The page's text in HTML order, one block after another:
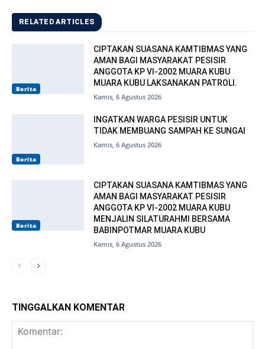
RELATED ARTICLES
Berita
CIPTAKAN SUASANA KAMTIBMAS YANG
AMAN BAGI MASYARAKAT PESISIR
ANGGOTA KP VI-2002 MUARA KUBU
MUARA KUBU LAKSANAKAN PATROLI.
Kamis, 6 Agustus 2026
Berita
INGATKAN WARGA PESISIR UNTUK
TIDAK MEMBUANG SAMPAH KE SUNGAI
Kamis, 6 Agustus 2026
Berita
CIPTAKAN SUASANA KAMTIBMAS YANG
AMAN BAGI MASYARAKAT PESISIR
ANGGOTA KP VI-2002 MUARA KUBU
MENJALIN SILATURAHMI BERSAMA
BABINPOTMAR MUARA KUBU
Kamis, 6 Agustus 2026
TINGGALKAN KOMENTAR